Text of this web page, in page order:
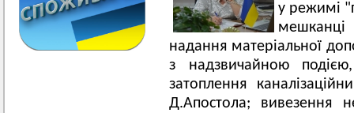
у режимі
надання матеріальної
з надзвичайною
затоплення
Д.Апостола; вивезення